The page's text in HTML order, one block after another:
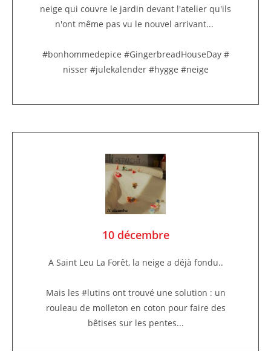
neige qui couvre le jardin devant l'atelier qu'ils
n'ont même pas vu le nouvel arrivant...
#bonhommedepice #GingerbreadHouseDay #
nisser #julekalender #hygge #neige
10 décembre
A Saint Leu La Forêt, la neige a déjà fondu..
Mais les #lutins ont trouvé une solution : un
rouleau de molleton en coton pour faire des
bêtises sur les pentes...